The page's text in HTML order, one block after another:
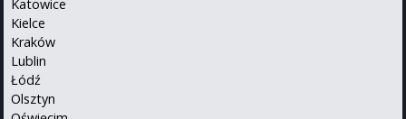
Katowice
Kielce
Kraków
Lublin
Łódź
Olsztyn